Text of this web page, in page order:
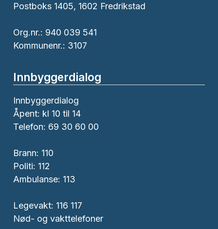
Postboks 1405, 1602 Fredrikstad
Org.nr.: 940 039 541
Kommunenr.: 3107
Innbyggerdialog
Innbyggerdialog
Åpent: kl 10 til 14
Telefon: 69 30 60 00
Brann: 110
Politi: 112
Ambulanse: 113
Legevakt: 116 117
Nød- og vakttelefoner